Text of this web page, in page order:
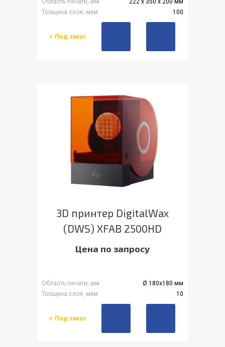
Область печати, мм
222 x 350 x 200 мм
Толщина слоя, мкм
100
Под заказ
3D принтер DigitalWax
(DWS) XFAB 2500HD
Цена по запросу
Область печати, мм
Ø 180x180 мм
Толщина слоя, мкм
10
Под заказ